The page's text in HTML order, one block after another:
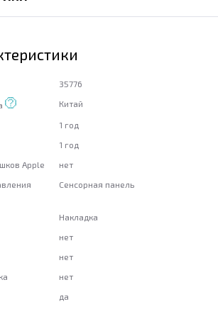
35776
Китай
1 год
1 год
Apple
нет
Сенсорная панель
Накладка
нет
нет
нет
да